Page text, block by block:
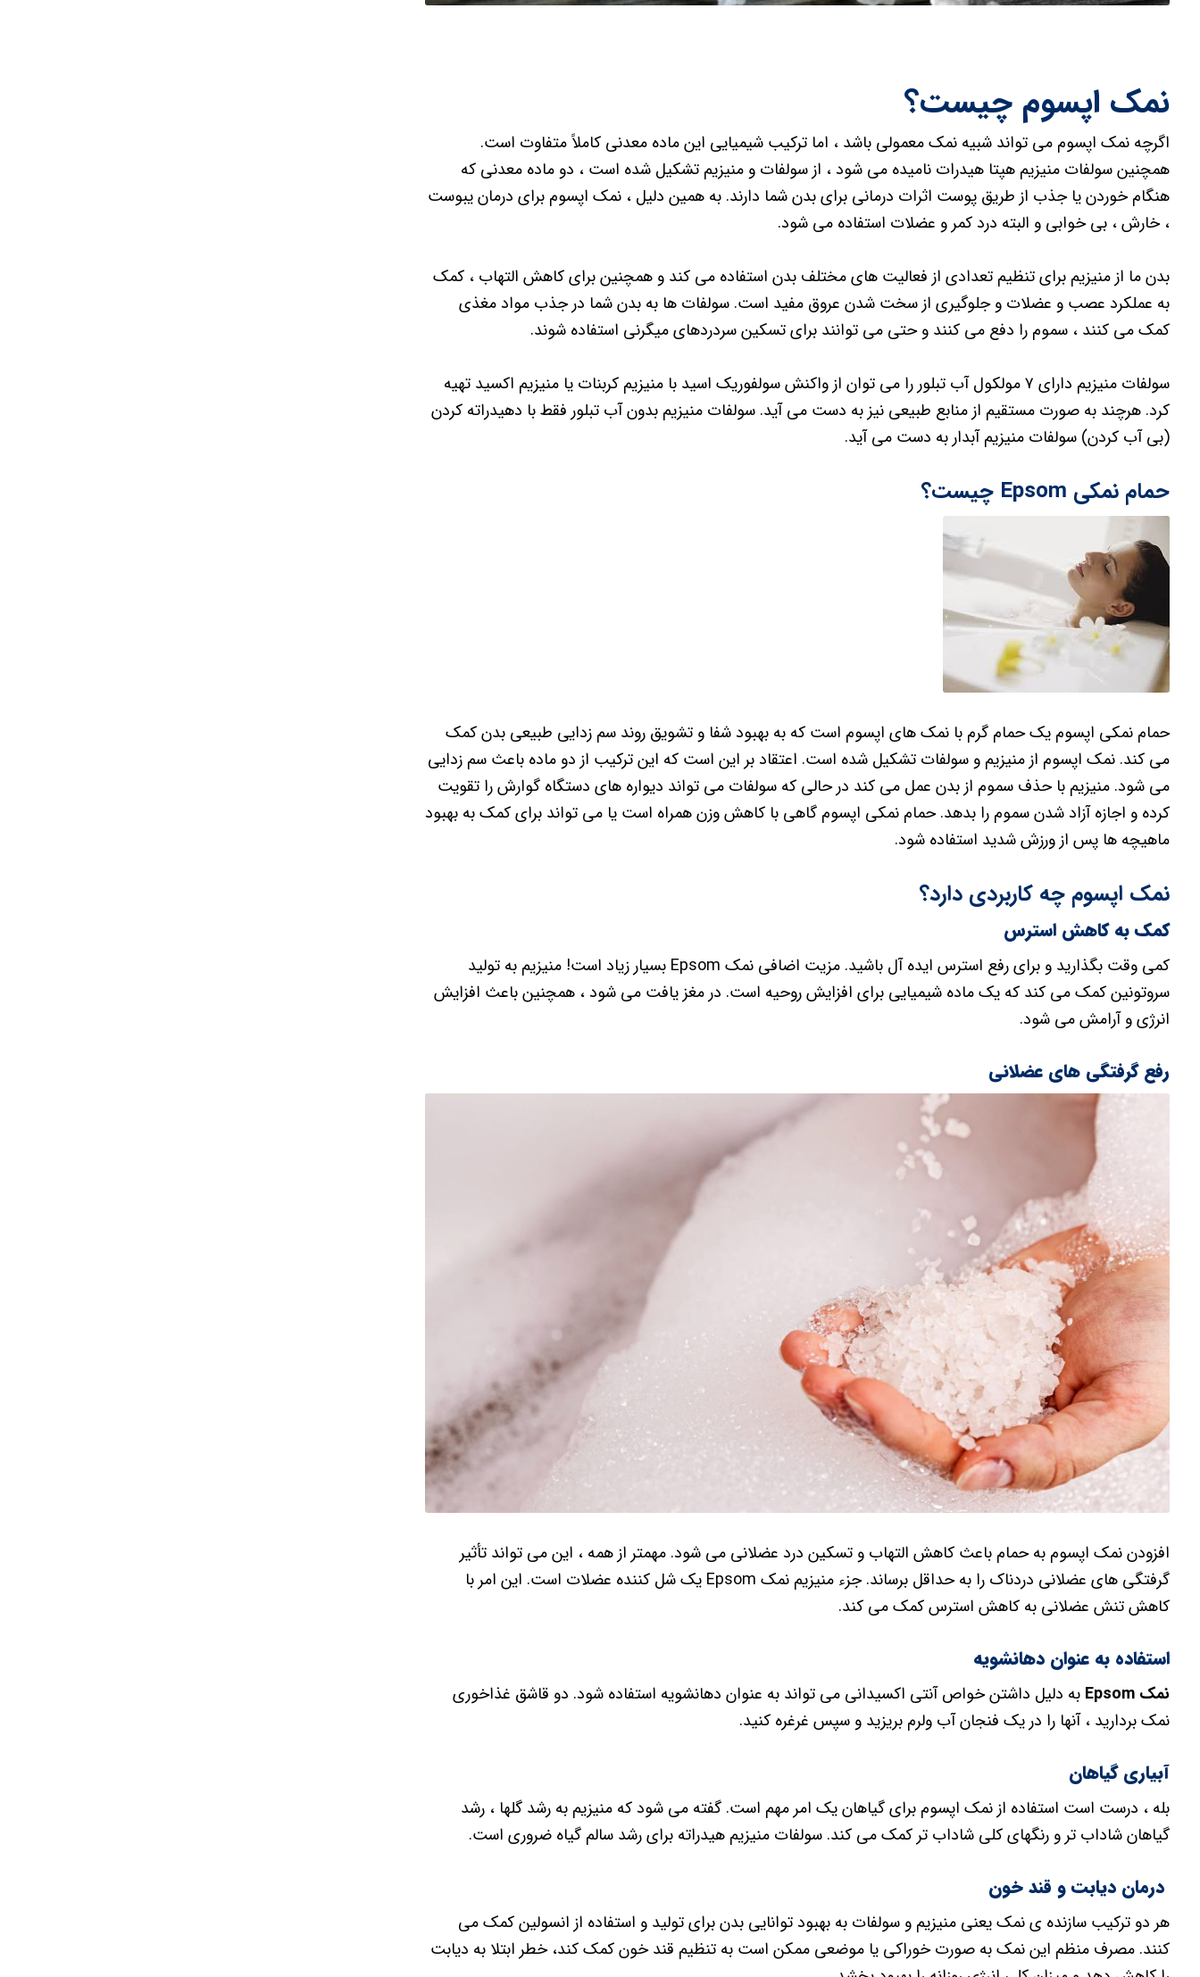
نمک اپسوم چیست؟
اگرچه نمک اپسوم می تواند شبیه نمک معمولی باشد ، اما ترکیب شیمیایی این ماده معدنی کاملاً متفاوت است.
همچنین سولفات منیزیم هپتا هیدرات نامیده می شود ، از سولفات و منیزیم تشکیل شده است ، دو ماده معدنی که
هنگام خوردن یا جذب از طریق پوست اثرات درمانی برای بدن شما دارند. به همین دلیل ، نمک اپسوم برای درمان یبوست
، خارش ، بی خوابی و البته درد کمر و عضلات استفاده می شود.
بدن ما از منیزیم برای تنظیم تعدادی از فعالیت های مختلف بدن استفاده می کند و همچنین برای کاهش التهاب ، کمک
به عملکرد عصب و عضلات و جلوگیری از سخت شدن عروق مفید است. سولفات ها به بدن شما در جذب مواد مغذی
کمک می کنند ، سموم را دفع می کنند و حتی می توانند برای تسکین سردردهای میگرنی استفاده شوند.
سولفات منیزیم دارای ۷ مولکول آب تبلور را می توان از واکنش سولفوریک اسید با منیزیم کربنات یا منیزیم اکسید تهیه
کرد. هرچند به صورت مستقیم از منابع طبیعی نیز به دست می آید. سولفات منیزیم بدون آب تبلور فقط با دهیدراته کردن
(بی آب کردن) سولفات منیزیم آبدار به دست می آید.
حمام نمکی Epsom چیست؟
حمام نمکی اپسوم یک حمام گرم با نمک های اپسوم است که به بهبود شفا و تشویق روند سم زدایی طبیعی بدن کمک
می کند. نمک اپسوم از منیزیم و سولفات تشکیل شده است. اعتقاد بر این است که این ترکیب از دو ماده باعث سم زدایی
می شود. منیزیم با حذف سموم از بدن عمل می کند در حالی که سولفات می تواند دیواره های دستگاه گوارش را تقویت
کرده و اجازه آزاد شدن سموم را بدهد. حمام نمکی اپسوم گاهی با کاهش وزن همراه است یا می تواند برای کمک به بهبود
ماهیچه ها پس از ورزش شدید استفاده شود.
نمک اپسوم چه کاربردی دارد؟
کمک به کاهش استرس
کمی وقت بگذارید و برای رفع استرس ایده آل باشید. مزیت اضافی نمک Epsom بسیار زیاد است! منیزیم به تولید
سروتونین کمک می کند که یک ماده شیمیایی برای افزایش روحیه است. در مغز یافت می شود ، همچنین باعث افزایش
انرژی و آرامش می شود.
رفع گرفتگی های عضلانی
افزودن نمک اپسوم به حمام باعث کاهش التهاب و تسکین درد عضلانی می شود. مهمتر از همه ، این می تواند تأثیر
گرفتگی های عضلانی دردناک را به حداقل برساند. جزء منیزیم نمک Epsom یک شل کننده عضلات است. این امر با
کاهش تنش عضلانی به کاهش استرس کمک می کند.
استفاده به عنوان دهانشویه
نمک Epsom
به دلیل داشتن خواص آنتی اکسیدانی می تواند به عنوان دهانشویه استفاده شود. دو قاشق غذاخوری
نمک بردارید ، آنها را در یک فنجان آب ولرم بریزید و سپس غرغره کنید.
آبیاری گیاهان
بله ، درست است استفاده از نمک اپسوم برای گیاهان یک امر مهم است. گفته می شود که منیزیم به رشد گلها ، رشد
گیاهان شاداب تر و رنگهای کلی شاداب تر کمک می کند. سولفات منیزیم هیدراته برای رشد سالم گیاه ضروری است.
درمان دیابت و قند خون
هر دو ترکیب سازنده ی نمک یعنی منیزیم و سولفات به بهبود توانایی بدن برای تولید و استفاده از انسولین کمک می
کنند. مصرف منظم این نمک به صورت خوراکی یا موضعی ممکن است به تنظیم قند خون کمک کند، خطر ابتلا به دیابت